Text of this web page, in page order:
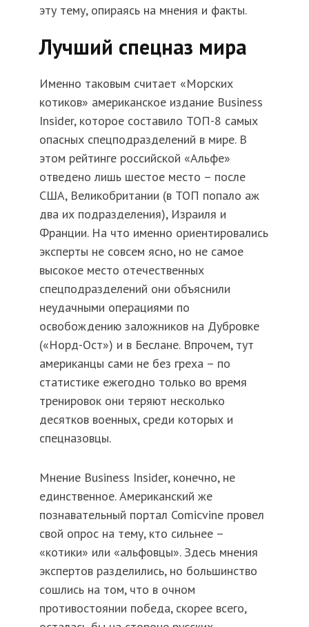
эту тему, опираясь на мнения и факты.
Лучший спецназ мира
Именно таковым считает «Морских
котиков» американское издание Business
Insider, которое составило ТОП-8 самых
опасных спецподразделений в мире. В
этом рейтинге российской «Альфе»
отведено лишь шестое место – после
США, Великобритании (в ТОП попало аж
два их подразделения), Израиля и
Франции. На что именно ориентировались
эксперты не совсем ясно, но не самое
высокое место отечественных
спецподразделений они объяснили
неудачными операциями по
освобождению заложников на Дубровке
(«Норд-Ост») и в Беслане. Впрочем, тут
американцы сами не без греха – по
статистике ежегодно только во время
тренировок они теряют несколько
десятков военных, среди которых и
спецназовцы.
Мнение Business Insider, конечно, не
единственное. Американский же
познавательный портал Comicvine провел
свой опрос на тему, кто сильнее –
«котики» или «альфовцы». Здесь мнения
экспертов разделились, но большинство
сошлись на том, что в очном
противостоянии победа, скорее всего,